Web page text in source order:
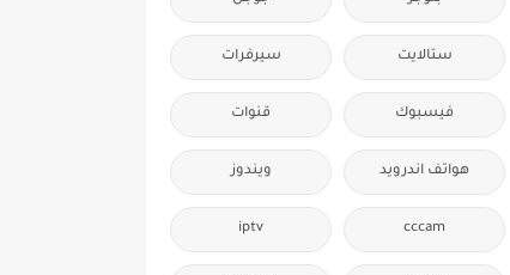
ستالايت سيرفرات
فيسبوك قنوات
هواتف اندرويد ويندوز
cccam
iptv